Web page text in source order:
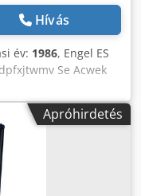
Hívás
év: 1986, Engel ES
Se Acwek
Apróhirdetés